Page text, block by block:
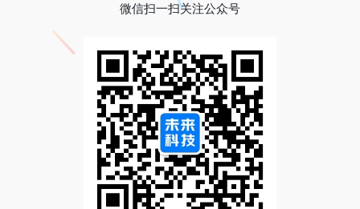
微信扫一扫关注公众号